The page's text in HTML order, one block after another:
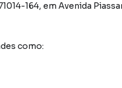
164, em Avenida
como: